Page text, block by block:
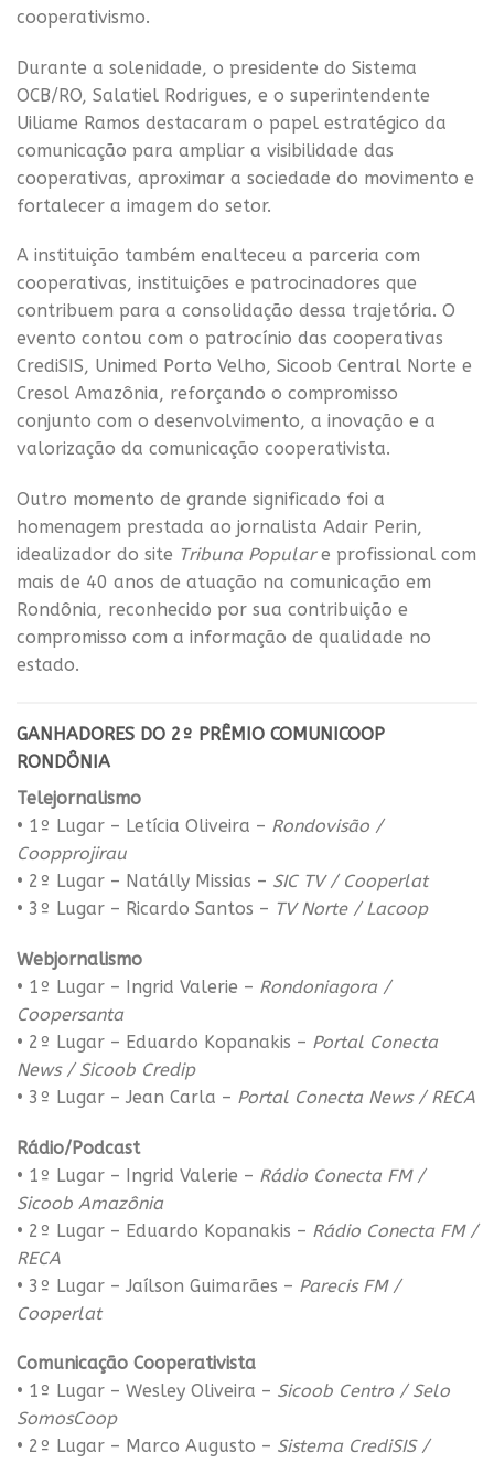
cooperativismo.
Durante a solenidade, o presidente do Sistema
OCB/RO, Salatiel Rodrigues, e o superintendente
Uiliame Ramos destacaram o papel estratégico da
comunicação para ampliar a visibilidade das
cooperativas, aproximar a sociedade do movimento e
fortalecer a imagem do setor.
A instituição também enalteceu a parceria com
cooperativas, instituições e patrocinadores que
contribuem para a consolidação dessa trajetória. O
evento contou com o patrocínio das cooperativas
CrediSIS, Unimed Porto Velho, Sicoob Central Norte e
Cresol Amazônia, reforçando o compromisso
conjunto com o desenvolvimento, a inovação e a
valorização da comunicação cooperativista.
Outro momento de grande significado foi a
homenagem prestada ao jornalista Adair Perin,
idealizador do site Tribuna Populare profissional com
mais de 40 anos de atuação na comunicação em
Rondônia, reconhecido por sua contribuição e
compromisso com a informação de qualidade no
estado.
GANHADORES DO 2º PRÊMIO COMUNICOOP
RONDÔNIA
Telejornalismo
• 1º Lugar – Letícia Oliveira – Rondovisão /
Coopprojirau
• 2º Lugar – Natálly Missias – SIC TV / Cooperlat
• 3º Lugar – Ricardo Santos – TV Norte / Lacoop
Webjornalismo
• 1º Lugar – Ingrid Valerie – Rondoniagora /
Coopersanta
• 2º Lugar – Eduardo Kopanakis – Portal Conecta
News / Sicoob Credip
• 3º Lugar – Jean Carla – Portal Conecta News / RECA
Rádio/Podcast
• 1º Lugar – Ingrid Valerie – Rádio Conecta FM /
Sicoob Amazônia
• 2º Lugar – Eduardo Kopanakis – Rádio Conecta FM /
RECA
• 3º Lugar – Jaílson Guimarães – Parecis FM /
Cooperlat
Comunicação Cooperativista
• 1º Lugar – Wesley Oliveira – Sicoob Centro / Selo
SomosCoop
• 2º Lugar – Marco Augusto – Sistema CrediSIS /